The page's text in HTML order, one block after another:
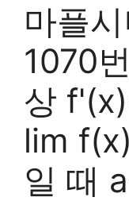
마플
1070
상
lim
일 때